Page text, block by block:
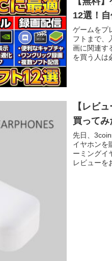
12選！
ゲームをプ
フトまで、
画に関連す
を買う人は
【レビ
買ってみ
先日、
イヤホンを
ーミングイ
レビューを